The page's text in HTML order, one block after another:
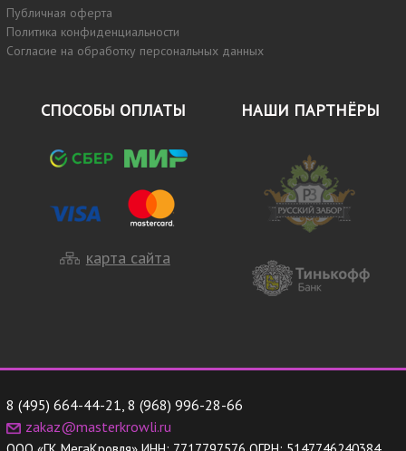
Публичная оферта
Политика конфиденциальности
Согласие на обработку персональных данных
СПОСОБЫ ОПЛАТЫ
карта сайта
НАШИ ПАРТНЁРЫ
8 (495) 664-44-21 8 (968) 996-28-66
zakaz@masterkrowli.ru